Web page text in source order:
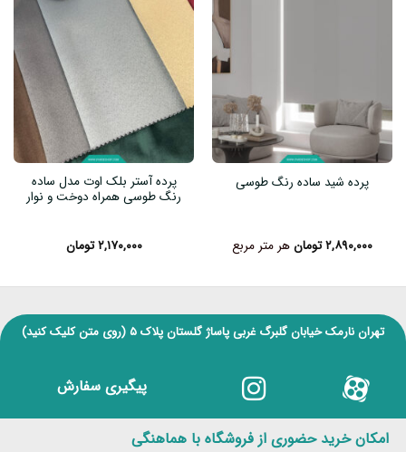
پرده شید ساده رنگ طوسی
۲,۸۹۰,۰۰۰تومانهر متر مربع
پرده آستر بلک اوت مدل ساده
رنگ طوسی همراه دوخت و نوار
۲,۱۷۰,۰۰۰ تومان
تهران نارمک خیابان گلبرگ غربی پاساژ گلستان پلاک ۵ (روی متن کلیک کنید)
پیگیری سفارش
امکان خرید حضوری از فروشگاه با هماهنگی